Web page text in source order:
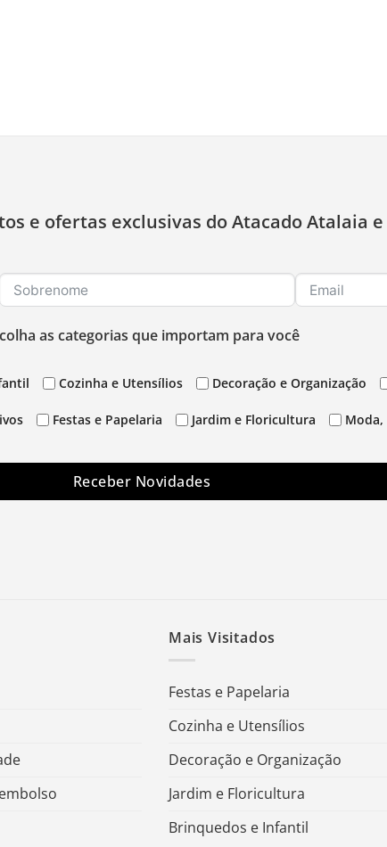
e ofertas exclusivas do Atacado Atalaia
as categorias que importam para você
Cozinha e Utensílios Decoração e Organização
Festas e Papelaria Jardim e Floricultura Moda,
Receber Novidades
Mais Visitados
Festas e Papelaria
Cozinha e Utensílios
Decoração e Organização
Jardim e Floricultura
Brinquedos e Infantil